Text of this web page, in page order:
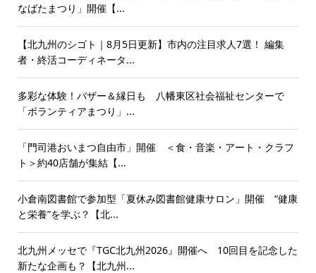
なばたまつり」開催【...
【北九州のシゴト｜8月5日更新】市内の注目求人7選！ 編集
者・終活コーディネータ...
多彩な体験！バザー＆縁日も 八幡東区社会福祉センターで
「ボランティアまつり」...
「門司港おいまつ自由市」開催 ＜食・音楽・アート・クラフ
ト＞約40店舗が集結【...
小倉南図書館で参加型「夏休み図書館健康サロン」開催 “健康
と栄養”を学ぶ？【北...
北九州メッセで『TGC北九州2026』開催へ 10回目を記念した
新たな企画も？【北九州...